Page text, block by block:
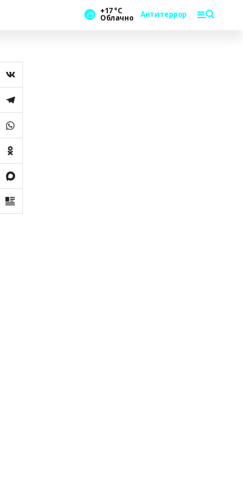
+17 °С
Облачно Антитеррор